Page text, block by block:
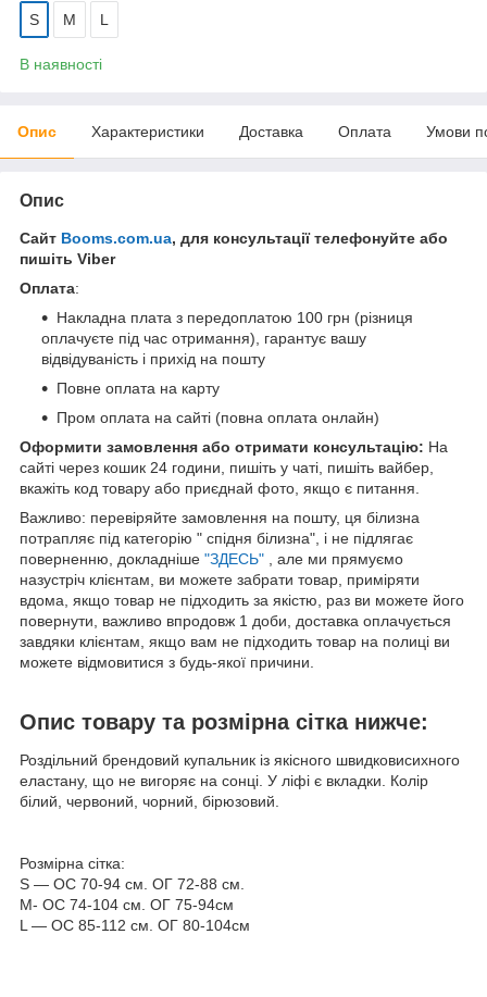
S M L
В наявності
Опис Характеристики Доставка Оплата Умови
Опис
Сайт Booms.com.ua, для консультації телефонуйте або
пишіть Viber
Оплата:
Накладна плата з передоплатою 100 грн (різниця
оплачуєте під час отримання), гарантує вашу
відвідуваність і прихід на пошту
Повне оплата на карту
Пром оплата на сайті (повна оплата онлайн)
Оформити замовлення або отримати консультацію: На
сайті через кошик 24 години, пишіть у чаті, пишіть вайбер,
вкажіть код товару або приєднай фото, якщо є питання.
Важливо: перевіряйте замовлення на пошту, ця білизна
потрапляє під категорію " спідня білизна", і не підлягає
поверненню, докладніше "ЗДЕСЬ" , але ми прямуємо
назустріч клієнтам, ви можете забрати товар, приміряти
вдома, якщо товар не підходить за якістю, раз ви можете його
повернути, важливо впродовж 1 доби, доставка оплачується
завдяки клієнтам, якщо вам не підходить товар на полиці ви
можете відмовитися з будь-якої причини.
Опис товару та розмірна сітка нижче:
Роздільний брендовий купальник із якісного швидковисихного
еластану, що не вигоряє на сонці. У ліфі є вкладки. Колір
білий, червоний, чорний, бірюзовий.
Розмірна сітка:
S — ОС 70-94 см. ОГ 72-88 см.
M- ОС 74-104 см. ОГ 75-94см
L — ОС 85-112 см. ОГ 80-104см